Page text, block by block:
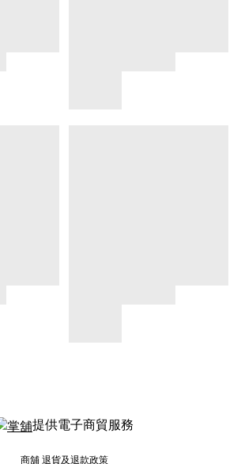
提供電子商貿服務
商舖 退貨及退款政策